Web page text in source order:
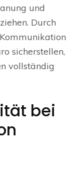
und
Durch
sicherstellen,
vollständig
bei